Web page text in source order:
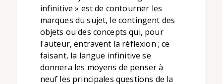
infinitive » est de contourner les
marques du sujet, le contingent des
objets ou des concepts qui, pour
l'auteur, entravent la réflexion ; ce
faisant, la langue infinitive se
donnera les moyens de penser à
neuf les principales questions de la